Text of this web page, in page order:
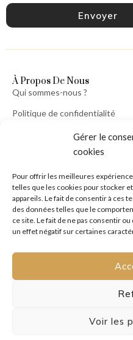
Gérer le
cookies
Pour offrir les meilleures
telles que les cookies pour stocker
appareils. Le fait de consentir à ces
des données telles que le
ce site. Le fait de ne pas consentir
un effet négatif sur certaines
Voir les
Envoyer
À Propos De Nous
Qui sommes-nous ?
Politique de confidentialité
Mentions légales
Conditions générales de vente
Politique de cookies (UE)
Service Client
Mon Compte
Paiements
assistance@bijoutissimo.com
Lun à Vend : de 9H00 à 18H00